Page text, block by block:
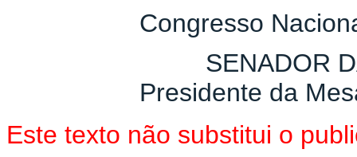
Congresso
SENADOR
Presidente da
Este texto não substitui o